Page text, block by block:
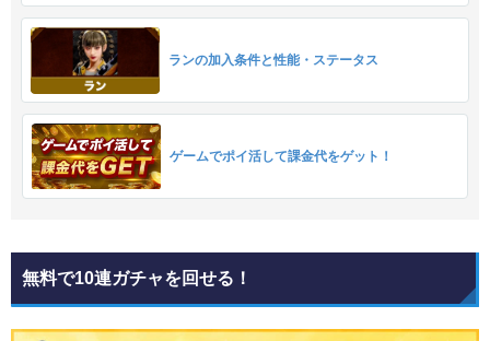
ランの加入条件と性能・ステータス
ゲームでポイ活して課金代をゲット！
無料で10連ガチャを回せる！